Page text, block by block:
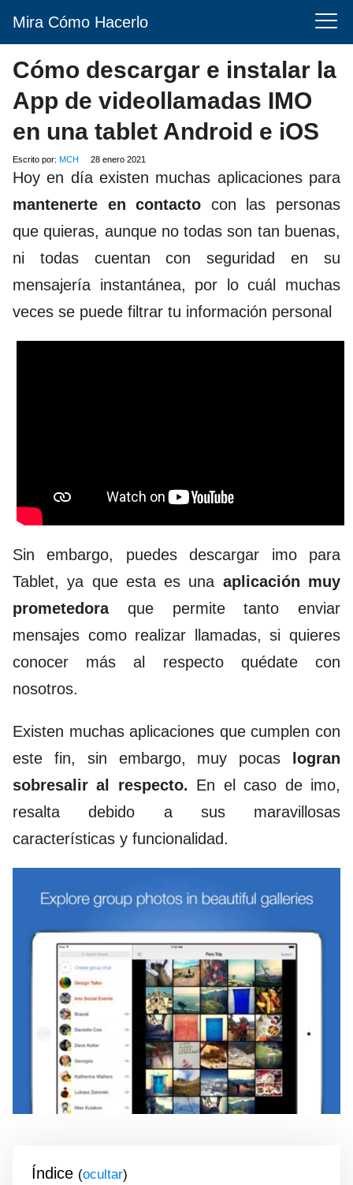
Mira Cómo Hacerlo
Cómo descargar e instalar la
App de videollamadas IMO
en una tablet Android e iOS
Escrito por: MCH 28 enero 2021
Hoy en día existen muchas aplicaciones para
mantenerte en contacto con las personas
que quieras, aunque no todas son tan buenas,
ni todas cuentan con seguridad en su
mensajería instantánea, por lo cuál muchas
veces se puede filtrar tu información personal
Sin embargo, puedes descargar imo para
Tablet, ya que esta es una aplicación muy
prometedoraque permite tanto enviar
mensajes como realizar llamadas, si quieres
conocer más al respecto quédate con
nosotros.
Existen muchas aplicaciones que cumplen con
este fin, sin embargo, muy pocas
logran
sobresalir al respecto. En el caso de imo,
resalta debido a sus maravillosas
características y funcionalidad.
Índice ( )